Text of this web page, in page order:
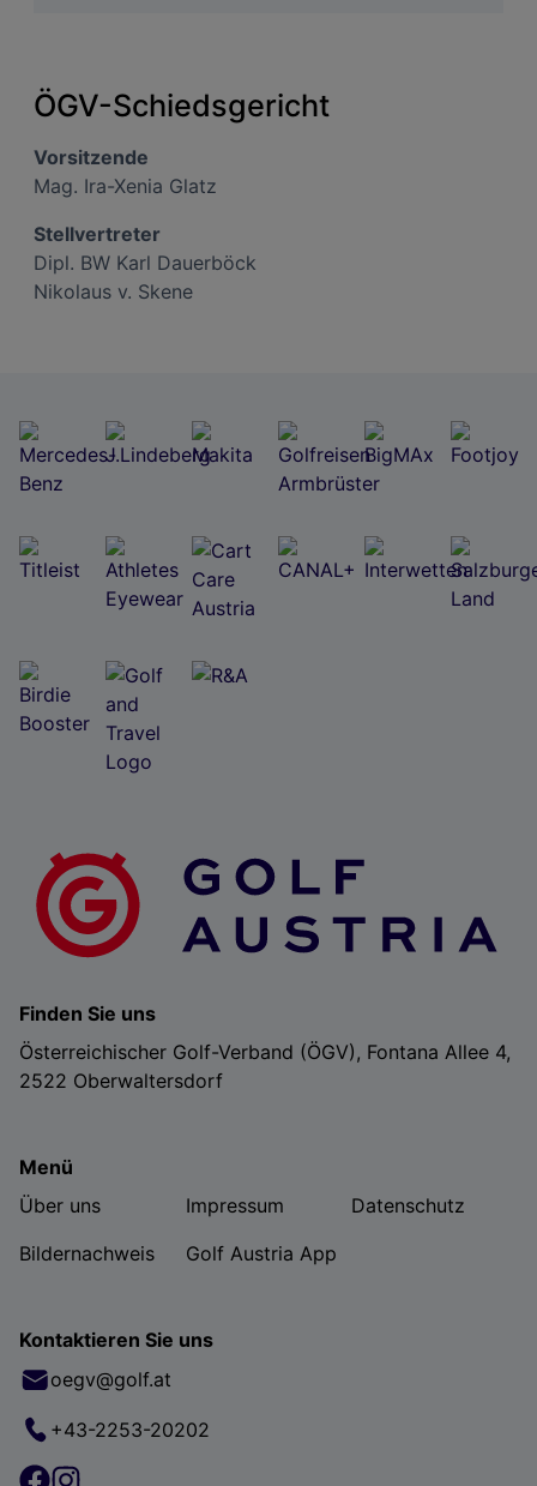
ÖGV-Schiedsgericht
Vorsitzende
Mag. Ira-Xenia Glatz
Stellvertreter
Dipl. BW Karl Dauerböck
Nikolaus v. Skene
Finden Sie uns
Österreichischer Golf-Verband (ÖGV), Fontana Allee 4,
2522 Oberwaltersdorf
Menü
Über uns
Impressum
Datenschutz
Bildernachweis
Golf Austria App
Kontaktieren Sie uns
oegv@golf.at
+43-2253-20202